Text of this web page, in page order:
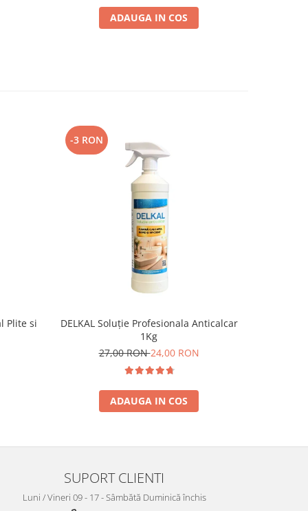
ADAUGA IN COS
Plite si
-3 RON
DELKAL Soluție Profesionala Anticalcar
1Kg
27,00 RON24,00 RON
ADAUGA IN COS
SUPORT CLIENTI
Luni / Vineri 09 - 17 - Sâmbătă Duminică închis